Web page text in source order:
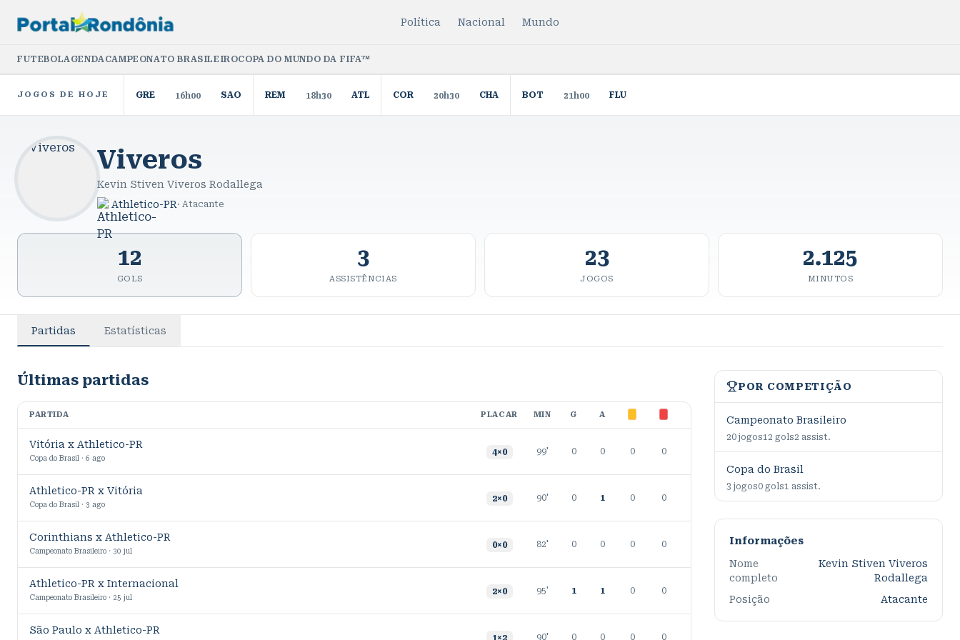
Política Nacional Mundo
FUTEBOLAGENDACAMPEONATO BRASILEIROCOPA DO MUNDO DA FIFA™
JOGOS DE HOJE GRE 16h00 SAO REM 18h30 ATL COR 20h30 CHA BOT 21h00 FLU
Viveros
Kevin Stiven Viveros Rodallega
Athletico-PR · Atacante
12
GOLS
3
ASSISTÊNCIAS
23
JOGOS
2.125
MINUTOS
Partidas Estatísticas
Últimas partidas
PARTIDA PLACAR MIN G A
Vitória x Athletico-PR
Copa do Brasil · 6 ago
4×0 99' 0 0 0 0
Athletico-PR x Vitória
Copa do Brasil · 3 ago
2×0 90' 0 1 0 0
Corinthians x Athletico-PR
Campeonato Brasileiro · 30 jul
0×0 82' 0 0 0 0
Athletico-PR x Internacional
Campeonato Brasileiro · 25 jul
2×0 95' 1 1 0 0
São Paulo x Athletico-PR
1×2 90' 0 0 0 0
POR COMPETIÇÃO
Campeonato Brasileiro
20 jogos12 gols2 assist.
Copa do Brasil
3 jogos0 gols1 assist.
Informações
Nome
completo
Kevin Stiven Viveros
Rodallega
Posição
Atacante